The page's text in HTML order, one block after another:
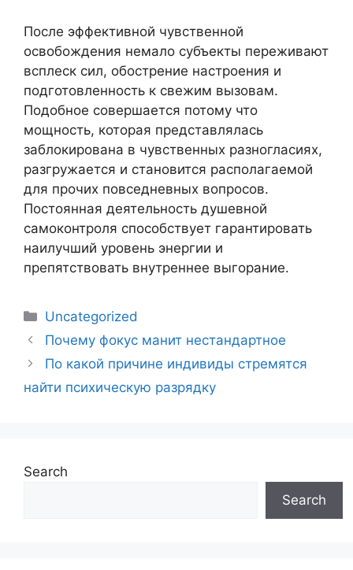
После эффективной чувственной
освобождения немало субъекты переживают
всплеск сил, обострение настроения и
подготовленность к свежим вызовам.
Подобное совершается потому что
мощность, которая представлялась
заблокирована в чувственных разногласиях,
разгружается и становится располагаемой
для прочих повседневных вопросов.
Постоянная деятельность душевной
самоконтроля способствует гарантировать
наилучший уровень энергии и
препятствовать внутреннее выгорание.
Uncategorized
Почему фокус манит нестандартное
По какой причине индивиды стремятся
найти психическую разрядку
Search
Search